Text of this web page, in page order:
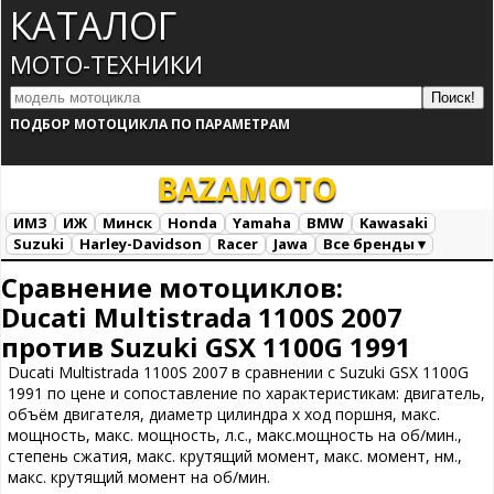
КАТАЛОГ
МОТО-ТЕХНИКИ
ПОДБОР МОТОЦИКЛА ПО ПАРАМЕТРАМ
BAZAMOTO
ИМЗ ИЖ Минск Honda Yamaha BMW
Kawasaki
Suzuki
Harley-Davidson Racer Jawa
Все бренды ▾
Сравнение мотоциклов:
Ducati Multistrada 1100S 2007
против Suzuki GSX 1100G 1991
Ducati Multistrada 1100S 2007 в сравнении с Suzuki GSX 1100G
1991 по цене и сопоставление по характеристикам: двигатель,
объём двигателя, диаметр цилиндра х ход поршня, макс.
мощность, макс. мощность, л.с., макс.мощность на об/мин.,
степень сжатия, макс. крутящий момент, макс. момент, нм.,
макс. крутящий момент на об/мин.